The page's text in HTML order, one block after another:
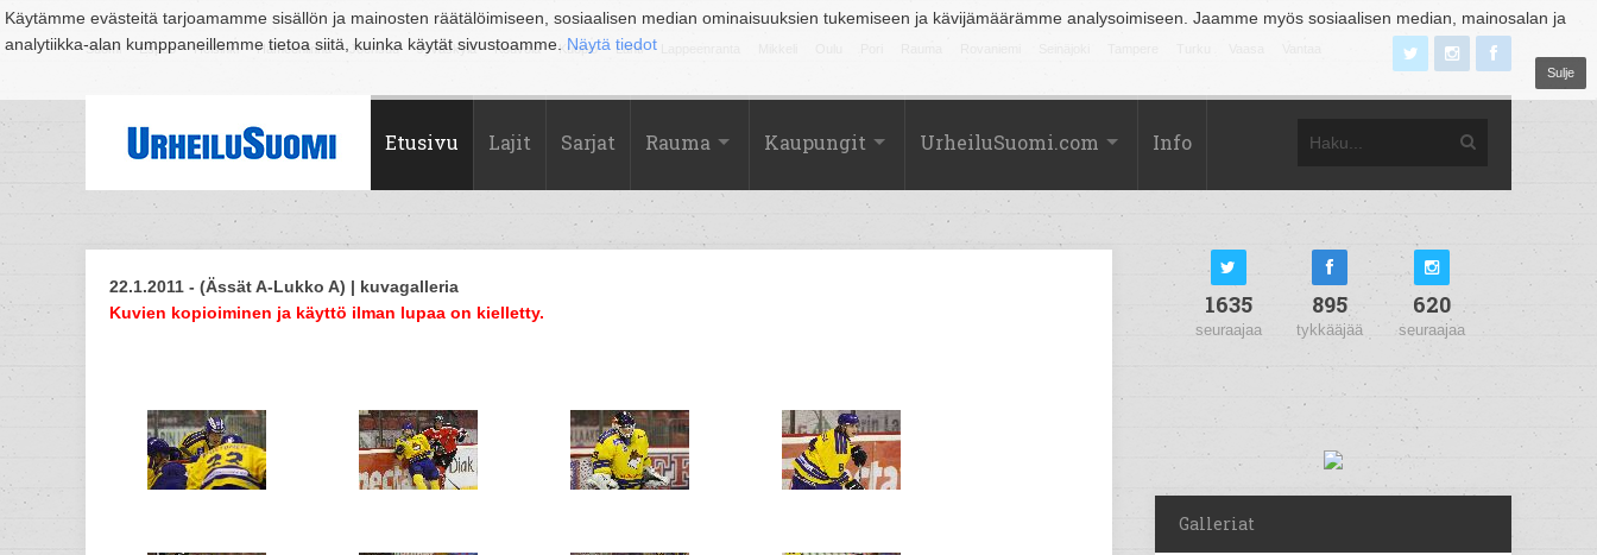
Käytämme evästeitä tarjoamamme sisällön ja mainosten räätälöimiseen, sosiaalisen median ominaisuuksien tukemiseen ja kävijämäärämme analysoimiseen. Jaamme myös sosiaalisen median, mainosalan ja
analytiikka-alan kumppaneillemme tietoa siitä, kuinka käytät sivustoamme. Näytä tiedot
Sulje
Suomi Espoo Helsinki Hämeenlinna Joensuu Jyväskylä Kouvola Kuopio Lahti
Etusivu Lajit Sarjat Rauma Kaupungit UrheiluSuomi.com Info
22.1.2011 - (Ässät A-Lukko A) | kuvagalleria
Kuvien kopioiminen ja käyttö ilman lupaa on kielletty.
1635
seuraajaa
895
tykkääjää
620
seuraajaa
Galleriat